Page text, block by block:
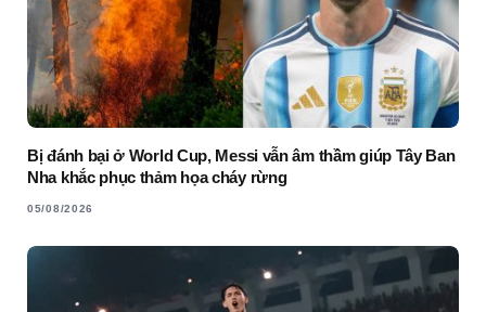
Bị đánh bại ở World Cup, Messi vẫn âm thầm giúp Tây Ban
Nha khắc phục thảm họa cháy rừng
05/08/2026